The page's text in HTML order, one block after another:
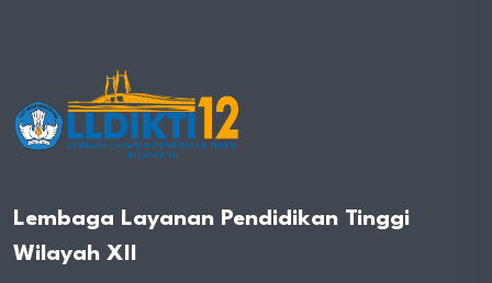
Lembaga Layanan Pendidikan Tinggi
Wilayah XII